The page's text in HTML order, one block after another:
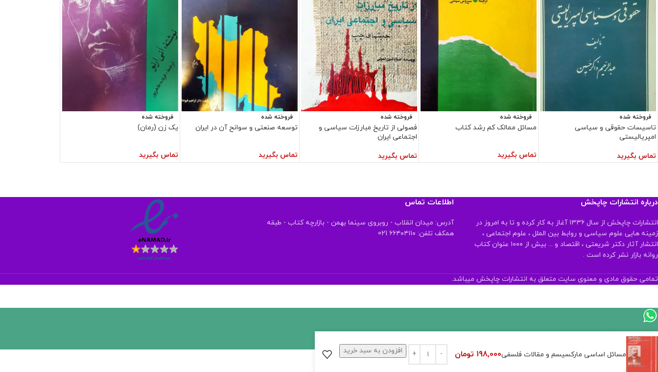
فروخته شده
تاسیسات حقوقی و سیاسی
امپریالیستی
تماس بگیرید
فروخته شده
مسائل ممالک کم رشد کتاب
تماس بگیرید
فروخته شده
فصولی از تاریخ مبارزات سیاسی و
اجتماعی ایران
تماس بگیرید
فروخته شده
توسعه صنعتی و سوانح آن در ایران
تماس بگیرید
فروخته شده
یک زن (رمان)
تماس بگیرید
درباره انتشارات چاپخش
انتشارات چاپخش از سال ۱۳۳۶ آغاز به کار کرده و تا به امروز در
زمینه هایی علوم سیاسی و روابط بین الملل ، علوم اجتماعی ،
انتشار آثار دکتر شریعتی ، اقتصاد و ... بیش از ۱۰۰۰ عنوان کتاب
روانه بازار نشر کرده است .
اطلاعات تماس
آدرس: میدان انقلاب - روبروی سینما بهمن - بازارچه کتاب - طبقه
همکف تلفن: ۶۶۴۰۴۱۱۰ 021
تمامی حقوق مادی و معنوی سایت متعلق به انتشارات چاپخش میباشد.
مسائل اساسی مارکسیسم و مقالات فلسفی198,000 تومان افزودن به سبد خرید
اگر
موجود
نیست,
شاید